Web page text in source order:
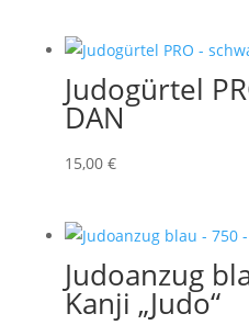
Judogürtel
DAN
15,00 €
Judoanzug
Kanji „Judo“